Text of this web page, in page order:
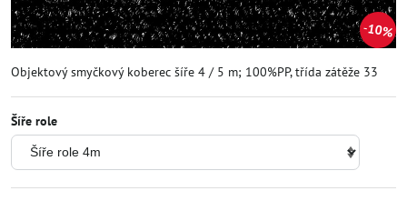
10%
Objektový smyčkový koberec šíře 4 / 5 m; 100%PP, třída zátěže 33
Šíře role